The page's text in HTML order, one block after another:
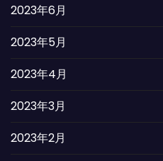
2023年6月
2023年5月
2023年4月
2023年3月
2023年2月